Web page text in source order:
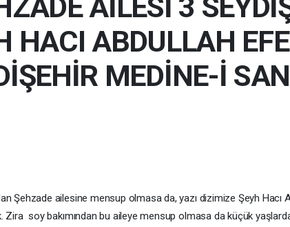
AİLESİ 3
HACI ABDULLAH
MEDİNE-İ
Şehzade ailesine mensup olmasa da, yazı dizimize Şeyh Hacı
Zira soy bakımından bu aileye mensup olmasa da küçük